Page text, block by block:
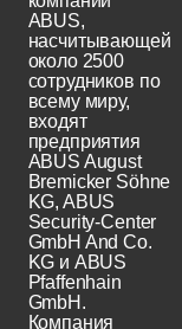
ABUS,
насчитывающей
около 2500
сотрудников по
всему миру,
входят
предприятия
ABUS August
Bremicker Söhne
KG, ABUS
Security-Center
GmbH And Co.
KG и ABUS
Pfaffenhain
GmbH.
Компания